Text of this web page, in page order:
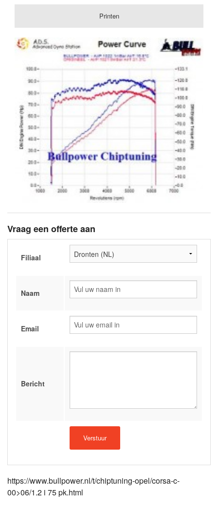
Printen
Vraag een offerte aan
Filiaal
Naam
Email
Bericht
https://www.bullpower.nl/t/chiptuning-opel/corsa-c-
00>06/1.2 i 75 pk.html